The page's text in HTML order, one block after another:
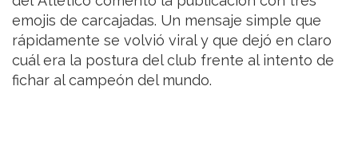
emojis de carcajadas. Un mensaje simple que
rápidamente se volvió viral y que dejó en claro
cuál era la postura del club frente al intento de
fichar al campeón del mundo.